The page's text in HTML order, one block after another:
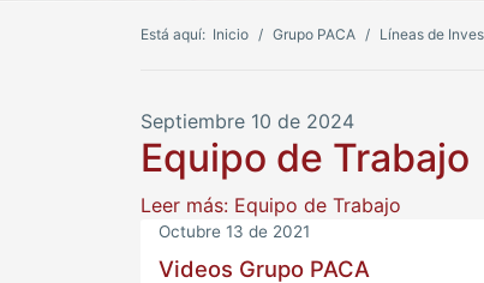
Está aquí: Inicio Grupo PACA Líneas de
Septiembre 10 de 2024
Equipo de Trabajo
Leer más: Equipo de Trabajo
Octubre 13 de 2021
Videos Grupo PACA